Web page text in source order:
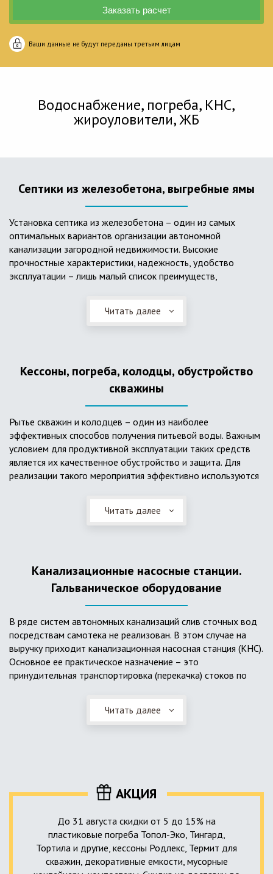
Ваши данные не будут переданы третьим лицам
Водоснабжение, погреба, КНС,
жироуловители, ЖБ
Септики из железобетона, выгребные ямы
Установка септика из железобетона – один из самых
оптимальных вариантов организации автономной
канализации загородной недвижимости. Высокие
прочностные характеристики, надежность, удобство
эксплуатации – лишь малый список преимуществ,
Он независим от источников электроэнергии, прост в
применении, и стоек к внешним механическим
достоинства обуславливают большую популярность
септика из железобетонных колец.
Читать далее
Кессоны, погреба, колодцы, обустройство
скважины
Рытье скважин и колодцев – один из наиболее
эффективных способов получения питьевой воды. Важным
условием для продуктивной эксплуатации таких средств
является их качественное обустройство и защита. Для
реализации такого мероприятия эффективно используются
Главное и неоспоримое преимущество кессонов – это
возможность эксплуатации в условиях пониженных
подвержены промерзанию. Оптимальный вариант
установки железобетонных кессонов – это заниженный
уровень грунтовых вод (УГВ) на участке, а кессон,
выполненный из пластика, может служить на территории с
высоким УГВ.
Очищенная вода без перебоев – незабвенная мечта
каждого владельца загородного дома. Чтобы выполнить
установку кессонов, погребов и колодцев, вам непременно
следует воспользоваться услугами специалистов нашей
компании. Мы максимально оперативно и качественно
проведем весь комплекс изыскательских мероприятий,
выполним необходимые расчеты и проектирование,
Читать далее
Канализационные насосные станции.
Гальваническое оборудование
В ряде систем автономных канализаций слив сточных вод
посредствам самотека не реализован. В этом случае на
выручку приходит канализационная насосная станция (КНС).
Основное ее практическое назначение – это
принудительная транспортировка (перекачка) стоков по
Такая станция может позиционироваться как в подвальном
помещении дома, так и функционировать в условиях
от исполнения.
Читать далее
АКЦИЯ
До 31 августа скидки от 5 до 15% на
пластиковые погреба Топол-Эко, Тингард,
Тортила и другие, кессоны Родлекс, Термит для
скважин, декоративные емкости, мусорные